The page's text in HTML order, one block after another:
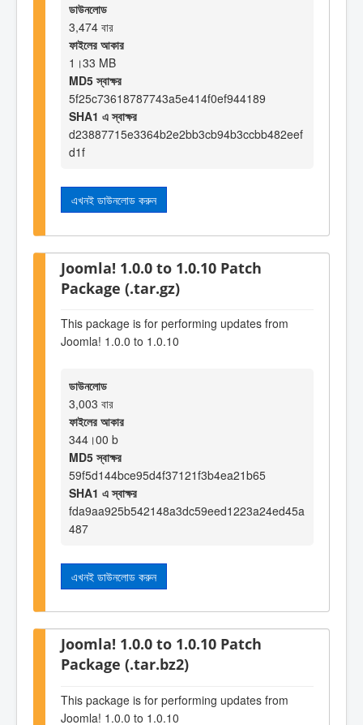
ডাউনলোড
3,474 বার
ফাইলের আকার
1।33 MB
MD5 স্বাক্ষর
5f25c73618787743a5e414f0ef944189
SHA1 এ স্বাক্ষর
d23887715e3364b2e2bb3cb94b3ccbb482eef
d1f
এখনই ডাউনলোড করুন
Joomla! 1.0.0 to 1.0.10 Patch
Package (.tar.gz)
This package is for performing updates from
Joomla! 1.0.0 to 1.0.10
ডাউনলোড
3,003 বার
ফাইলের আকার
344।00 b
MD5 স্বাক্ষর
59f5d144bce95d4f37121f3b4ea21b65
SHA1 এ স্বাক্ষর
fda9aa925b542148a3dc59eed1223a24ed45a
487
এখনই ডাউনলোড করুন
Joomla! 1.0.0 to 1.0.10 Patch
Package (.tar.bz2)
This package is for performing updates from
Joomla! 1.0.0 to 1.0.10